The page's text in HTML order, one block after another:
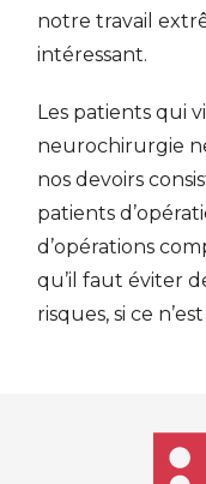
notre travail
intéressant.
Les patients qui
neurochirurgie
nos devoirs
patients
d’opérations
qu’il faut éviter
risques, si ce